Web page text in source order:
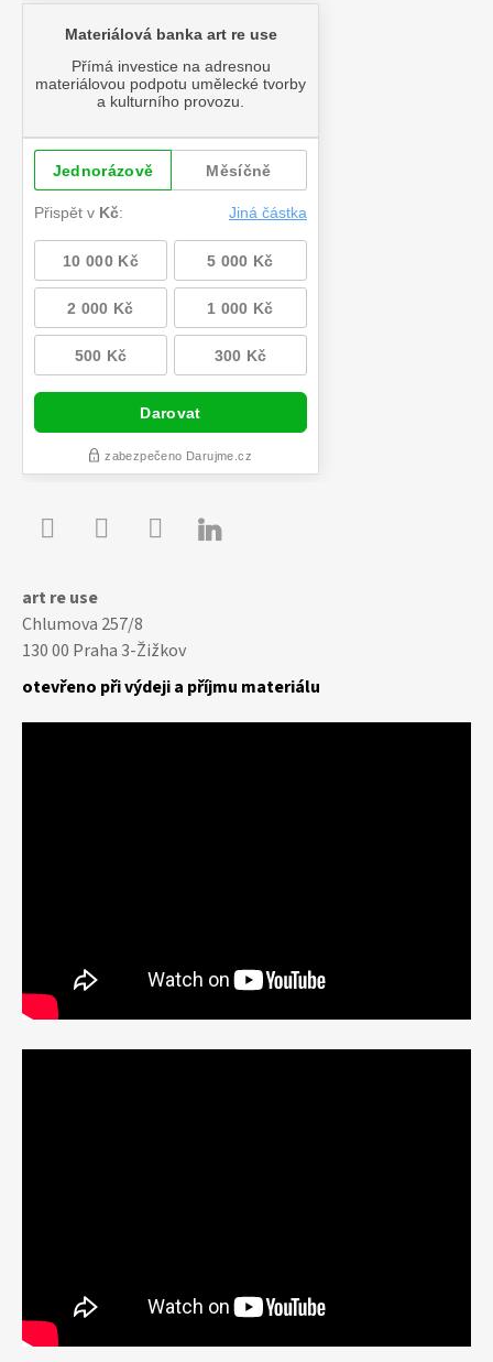

art re use
Chlumova 257/8
130 00 Praha 3-Žižkov
otevřeno při výdeji a příjmu materiálu